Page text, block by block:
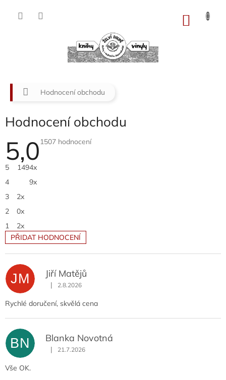
Domů
Hodnocení obchodu
Hodnocení obchodu
5,0 Průměrné
1507 hodnocení
5
1494x
4
9x
3
2x
2
0x
1
2x
PŘIDAT HODNOCENÍ
p
i
s
h
o
n
o
e
JM Jiří Matějů
Hodnocení obchodu je 5 z 5 hvězdiček.
| 2.8.2026
Rychlé doručení, skvělá cena
BN Blanka Novotná
Hodnocení obchodu je 5 z 5 hvězdiček.
| 21.7.2026
Vše OK.